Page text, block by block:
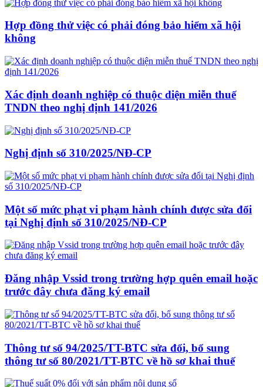
Hợp đồng thử việc có phải đóng bảo hiểm xã hội
không
Xác định doanh nghiệp có thuộc diện miễn thuế
TNDN theo nghị định 141/2026
Nghị định số 310/2025/NĐ-CP
Một số mức phạt vi phạm hành chính được sửa đổi
tại Nghị định số 310/2025/NĐ-CP
Đăng nhập Vssid trong trường hợp quên email hoặc
trước đây chưa đăng ký email
Thông tư số 94/2025/TT-BTC sửa đổi, bổ sung
thông tư số 80/2021/TT-BTC về hồ sơ khai thuế